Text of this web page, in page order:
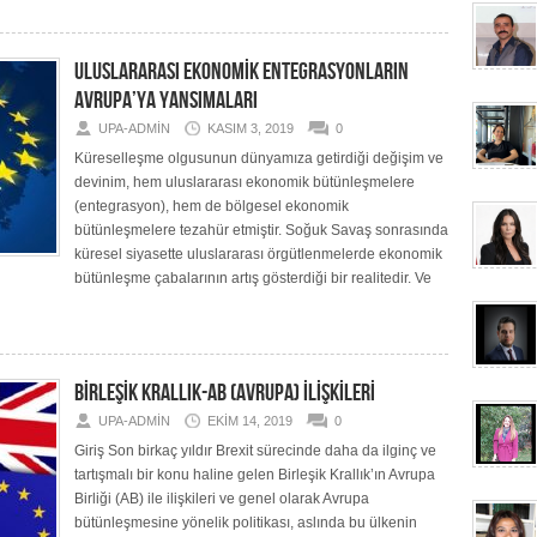
ULUSLARARASI EKONOMİK ENTEGRASYONLARIN
AVRUPA’YA YANSIMALARI
UPA-ADMIN KASIM 3, 2019 0
Küreselleşme olgusunun dünyamıza getirdiği değişim ve
devinim, hem uluslararası ekonomik bütünleşmelere
(entegrasyon), hem de bölgesel ekonomik
bütünleşmelere tezahür etmiştir. Soğuk Savaş sonrasında
küresel siyasette uluslararası örgütlenmelerde ekonomik
bütünleşme çabalarının artış gösterdiği bir realitedir. Ve
BİRLEŞİK KRALLIK-AB (AVRUPA) İLİŞKİLERİ
UPA-ADMIN EKIM 14, 2019 0
Giriş Son birkaç yıldır Brexit sürecinde daha da ilginç ve
tartışmalı bir konu haline gelen Birleşik Krallık’ın Avrupa
Birliği (AB) ile ilişkileri ve genel olarak Avrupa
bütünleşmesine yönelik politikası, aslında bu ülkenin